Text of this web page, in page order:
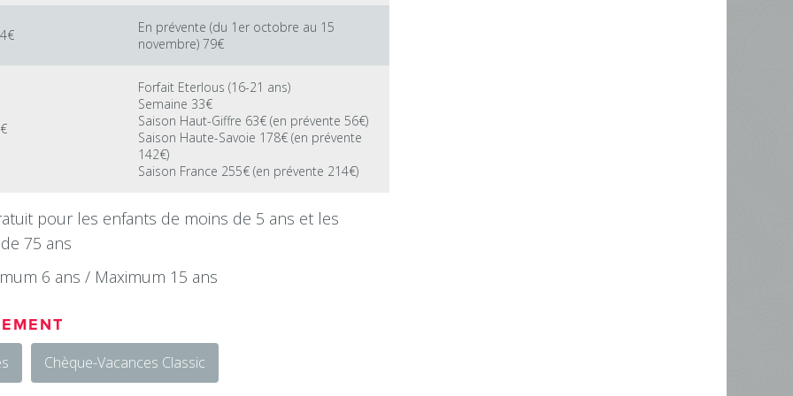
En prévente (du 1er octobre au 15
novembre) 79€
Forfait Eterlous (16-21 ans)
Semaine 33€
Saison Haut-Giffre 63€ (en prévente 56€)
Saison Haute-Savoie 178€ (en prévente
142€)
Saison France 255€ (en prévente 214€)
pour les enfants de moins de 5 ans et les
75 ans
6 ans / Maximum 15 ans
Chèque-Vacances Classic